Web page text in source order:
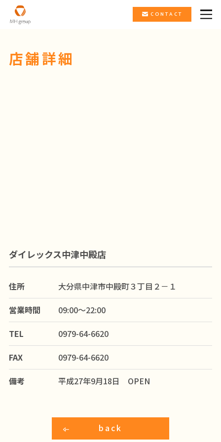
CONTACT
店舗詳細
ダイレックス中津中殿店
住所
大分県中津市中殿町３丁目２－１
営業時間
09:00～22:00
TEL
0979-64-6620
FAX
0979-64-6620
備考
平成27年9月18日 OPEN
back